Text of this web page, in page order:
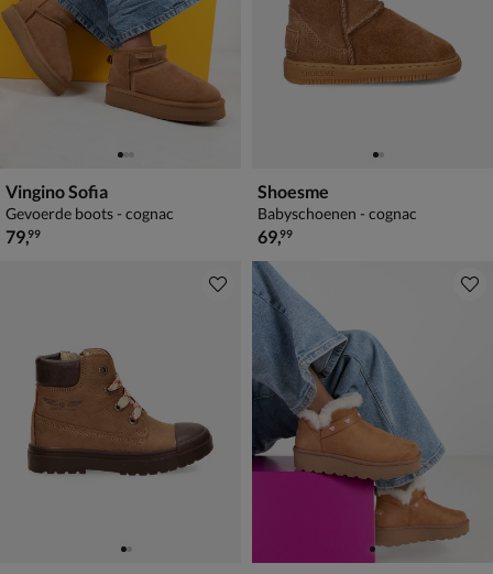
Vingino Sofia
Gevoerde boots - cognac
€ 79,99
79,99
Shoesme
Babyschoenen - cognac
€ 69,99
69,99